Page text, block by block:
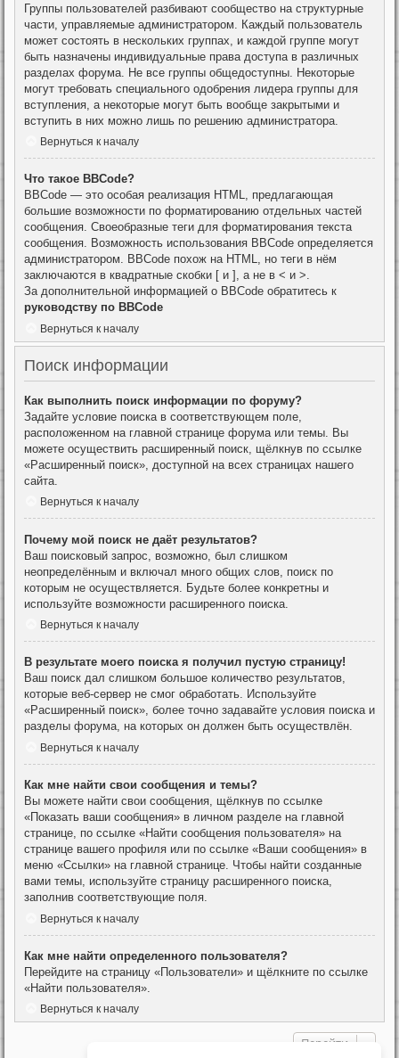
Группы пользователей разбивают сообщество на структурные
части, управляемые администратором. Каждый пользователь
может состоять в нескольких группах, и каждой группе могут
быть назначены индивидуальные права доступа в различных
разделах форума. Не все группы общедоступны. Некоторые
могут требовать специального одобрения лидера группы для
вступления, а некоторые могут быть вообще закрытыми и
вступить в них можно лишь по решению администратора.
Вернуться к началу
Что такое BBCode?
BBCode — это особая реализация HTML, предлагающая
большие возможности по форматированию отдельных частей
сообщения. Своеобразные теги для форматирования текста
сообщения. Возможность использования BBCode определяется
администратором. BBCode похож на HTML, но теги в нём
заключаются в квадратные скобки [ и ], а не в < и >.
За дополнительной информацией о BBCode обратитесь к
руководству по BBCode
Вернуться к началу
Поиск информации
Как выполнить поиск информации по форуму?
Задайте условие поиска в соответствующем поле,
расположенном на главной странице форума или темы. Вы
можете осуществить расширенный поиск, щёлкнув по ссылке
«Расширенный поиск», доступной на всех страницах нашего
сайта.
Вернуться к началу
Почему мой поиск не даёт результатов?
Ваш поисковый запрос, возможно, был слишком
неопределённым и включал много общих слов, поиск по
которым не осуществляется. Будьте более конкретны и
используйте возможности расширенного поиска.
Вернуться к началу
В результате моего поиска я получил пустую страницу!
Ваш поиск дал слишком большое количество результатов,
которые веб-сервер не смог обработать. Используйте
«Расширенный поиск», более точно задавайте условия поиска и
разделы форума, на которых он должен быть осуществлён.
Вернуться к началу
Как мне найти свои сообщения и темы?
Вы можете найти свои сообщения, щёлкнув по ссылке
«Показать ваши сообщения» в личном разделе на главной
странице, по ссылке «Найти сообщения пользователя» на
странице вашего профиля или по ссылке «Ваши сообщения» в
меню «Ссылки» на главной странице. Чтобы найти созданные
вами темы, используйте страницу расширенного поиска,
заполнив соответствующие поля.
Вернуться к началу
Как мне найти определенного пользователя?
Перейдите на страницу «Пользователи» и щёлкните по ссылке
«Найти пользователя».
Вернуться к началу
Перейти